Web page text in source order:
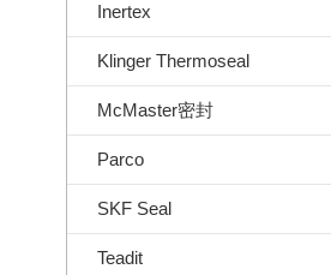
Inertex
Klinger Thermoseal
McMaster密封
Parco
SKF Seal
Teadit